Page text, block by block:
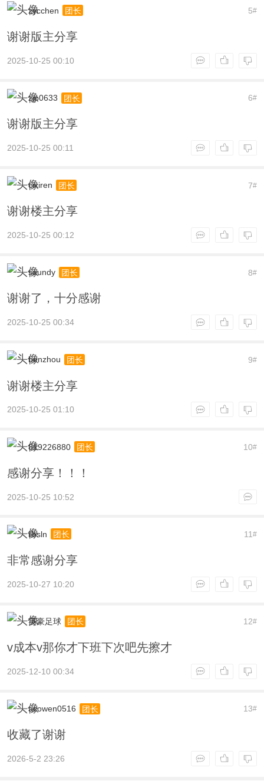
5#
zycchen 团长
谢谢版主分享
2025-10-25 00:10
6#
zjp0633 团长
谢谢版主分享
2025-10-25 00:11
7#
cixiren 团长
谢谢楼主分享
2025-10-25 00:12
8#
saundy 团长
谢谢了，十分感谢
2025-10-25 00:34
9#
benzhou 团长
谢谢楼主分享
2025-10-25 01:10
10#
819226880 团长
感谢分享！！！
2025-10-25 10:52
11#
ilbsln 团长
非常感谢分享
2025-10-27 10:20
12#
英豪足球 团长
v成本v那你才下班下次吧先擦才
2025-12-10 00:34
13#
acowen0516 团长
收藏了谢谢
2026-5-2 23:26